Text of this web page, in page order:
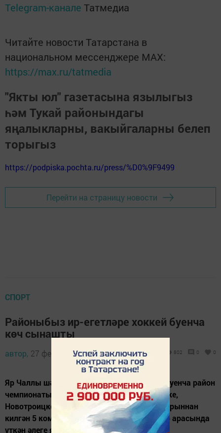
Telegram-канале Татмедиа
Читайте новости Татарстана в
национальном мессенджере MАХ:
https://max.ru/tatmedia
"Якты юл" газетасына язылыгыз
һәм Тукай районындагы
яңалыкларны, вакыйгаларны белеп
торыгыз
https://podpiska.pochta.ru/press/%D0%9F9499
Перейти на страницу новости
СПОРТ
Районыбыз ир-егетләре хоккей буенча
көч сынашты
автор, 27 февраль 2014 - 10:06 802 0 0
Яр Чаллы шәһәренең Боз сараенда хоккей буенча район
чемпионаты үтте. Монда Түбән Суыксу, Бәтке,
Новотроицкое, Мәләкәс һәм Биклән авылларыннан
килгән 5 команда көч сынашты. Ир-егетләр арасында
үткән әлеге ярышларда беренчелекне